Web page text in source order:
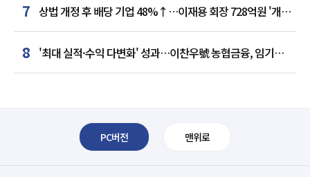
7 상법 개정 후 배당 기업 48%↑…이재용 회장 728억원 '개인
최다'
8 '최대 실적·수익 다변화' 성과…이찬우號 농협금융, 임기
말년 성장 박차
PC버전 맨위로